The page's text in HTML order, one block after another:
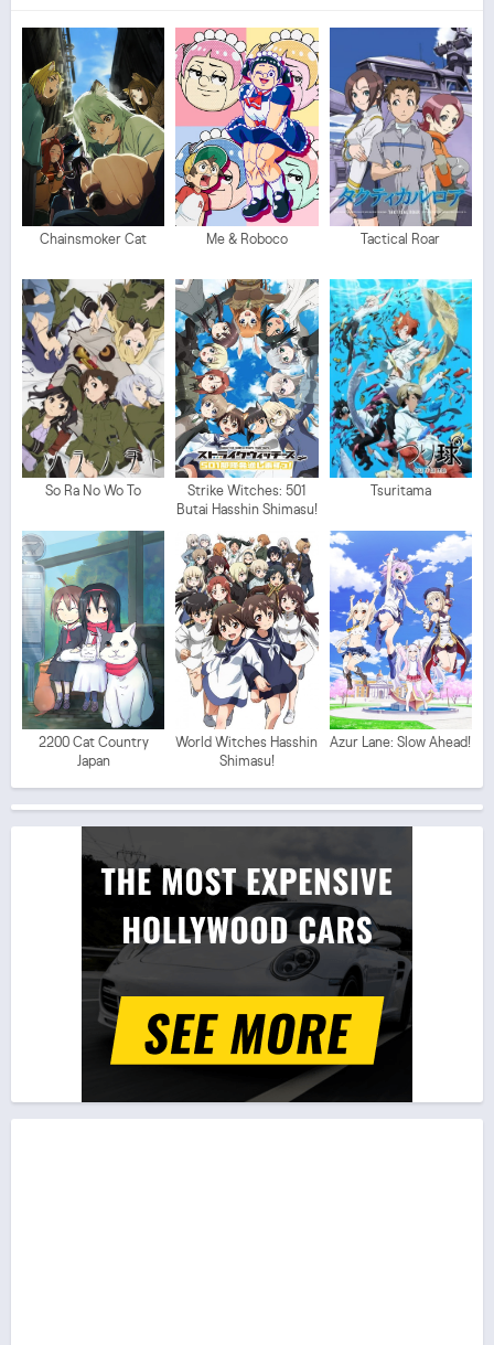
Chainsmoker Cat Me & Roboco Tactical Roar
So Ra No Wo To
Strike Witches: 501
Butai Hasshin Shimasu!
Tsuritama
2200 Cat Country
Japan
World Witches Hasshin
Shimasu!
Azur Lane: Slow Ahead!